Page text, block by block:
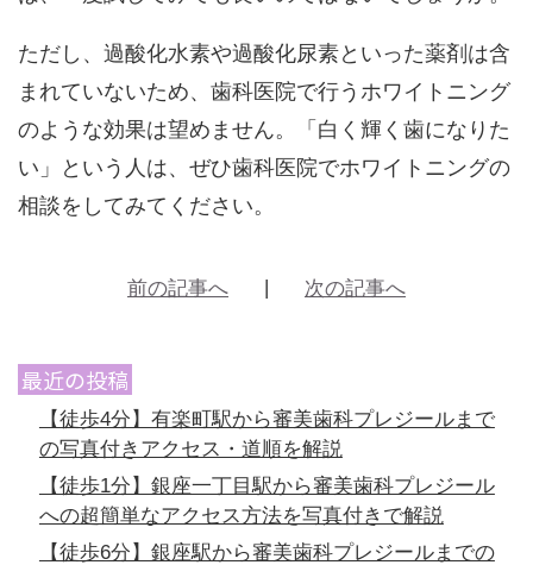
ただし、過酸化水素や過酸化尿素といった薬剤は含
まれていないため、歯科医院で行うホワイトニング
のような効果は望めません。「白く輝く歯になりた
い」という人は、ぜひ歯科医院でホワイトニングの
相談をしてみてください。
前の記事へ 次の記事へ
最近の投稿
【徒歩4分】有楽町駅から審美歯科プレジールまで
の写真付きアクセス・道順を解説
【徒歩1分】銀座一丁目駅から審美歯科プレジール
への超簡単なアクセス方法を写真付きで解説
【徒歩6分】銀座駅から審美歯科プレジールまでの